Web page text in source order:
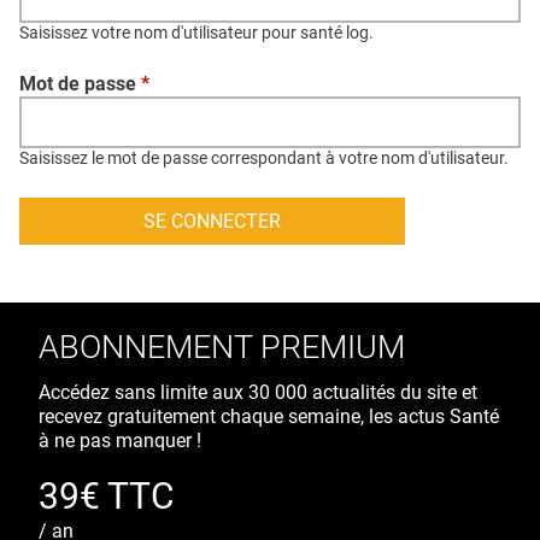
CONTACT
CRÉDITS
Saisissez votre nom d'utilisateur pour santé log.
Mot de passe *
Saisissez le mot de passe correspondant à votre nom d'utilisateur.
ABONNEMENT PREMIUM
Accédez sans limite aux 30 000 actualités du site et
recevez gratuitement chaque semaine, les actus Santé
à ne pas manquer !
39€ TTC
/ an